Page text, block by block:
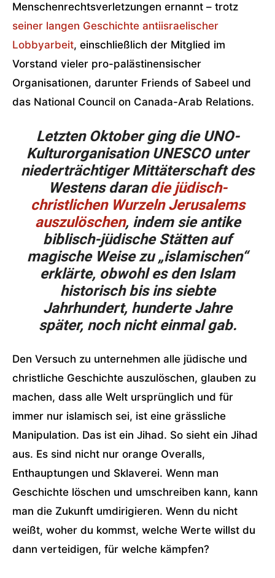
Menschenrechtsverletzungen ernannt – trotz
seiner langen Geschichte antiisraelischer
Lobbyarbeit, einschließlich der Mitglied im
Vorstand vieler pro-palästinensischer
Organisationen, darunter Friends of Sabeel und
das National Council on Canada-Arab Relations.
Letzten Oktober ging die UNO-
Kulturorganisation UNESCO unter
niederträchtiger Mittäterschaft des
Westens daran die jüdisch-
christlichen Wurzeln Jerusalems
auszulöschen, indem sie antike
biblisch-jüdische Stätten auf
magische Weise zu „islamischen“
erklärte, obwohl es den Islam
historisch bis ins siebte
Jahrhundert, hunderte Jahre
später, noch nicht einmal gab.
Den Versuch zu unternehmen alle jüdische und
christliche Geschichte auszulöschen, glauben zu
machen, dass alle Welt ursprünglich und für
immer nur islamisch sei, ist eine grässliche
Manipulation. Das ist ein Jihad. So sieht ein Jihad
aus. Es sind nicht nur orange Overalls,
Enthauptungen und Sklaverei. Wenn man
Geschichte löschen und umschreiben kann, kann
man die Zukunft umdirigieren. Wenn du nicht
weißt, woher du kommst, welche Werte willst du
dann verteidigen, für welche kämpfen?